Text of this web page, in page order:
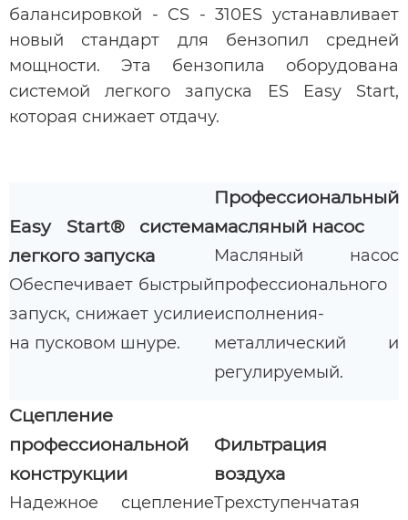
балансировкой - CS - 310ES устанавливает
новый стандарт для бензопил средней
мощности. Эта бензопила оборудована
системой легкого запуска ES Easy Start,
которая снижает отдачу.
Easy Start® система
легкого запуска
Обеспечивает быстрый
запуск, снижает усилие
на пусковом шнуре.
Профессиональный
масляный насос
Масляный насос
профессионального
исполнения-
металлический и
регулируемый.
Сцепление
профессиональной
конструкции
Надежное сцепление
Фильтрация
воздуха
Трехступенчатая